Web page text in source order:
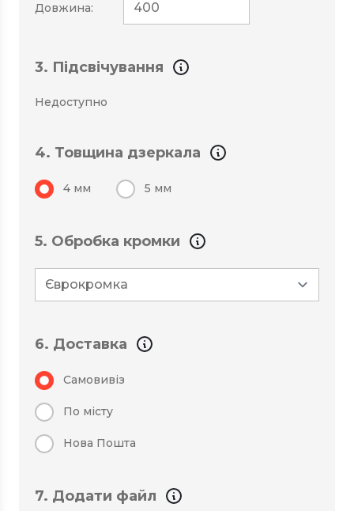
Довжина:
3. Підсвічування
Недоступно
4. Товщина дзеркала
4 мм 5 мм
5. Обробка кромки
6. Доставка
Самовивіз
По місту
Нова Пошта
7. Додати файл